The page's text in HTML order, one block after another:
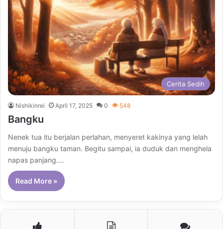
Cerita Sedih
Nishikinrei April 17, 2025 0 548
Bangku
Nenek tua itu berjalan perlahan, menyeret kakinya yang lelah
menuju bangku taman. Begitu sampai, ia duduk dan menghela
napas panjang.…
Read More »